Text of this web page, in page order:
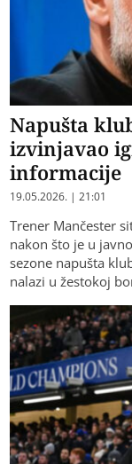
Napušta
izvinjavao
informacije
19.05.2026. | 21:01
Trener Mančester
nakon što je u
sezone napušta
nalazi u žestokoj